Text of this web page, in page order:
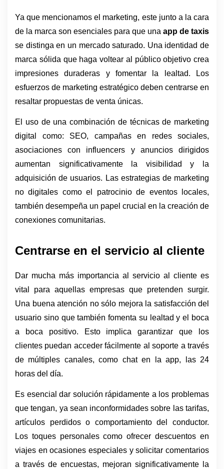
Ya que mencionamos el marketing, este junto a la cara
de la marca son esenciales para que una app de taxis
se distinga en un mercado saturado. Una identidad de
marca sólida que haga voltear al público objetivo crea
impresiones duraderas y fomentar la lealtad. Los
esfuerzos de marketing estratégico deben centrarse en
resaltar propuestas de venta únicas.
El uso de una combinación de técnicas de marketing
digital como: SEO, campañas en redes sociales,
asociaciones con influencers y anuncios dirigidos
aumentan significativamente la visibilidad y la
adquisición de usuarios. Las estrategias de marketing
no digitales como el patrocinio de eventos locales,
también desempeña un papel crucial en la creación de
conexiones comunitarias.
Centrarse en el servicio al cliente
Dar mucha más importancia al servicio al cliente es
vital para aquellas empresas que pretenden surgir.
Una buena atención no sólo mejora la satisfacción del
usuario sino que también fomenta su lealtad y el boca
a boca positivo. Esto implica garantizar que los
clientes puedan acceder fácilmente al soporte a través
de múltiples canales, como chat en la app, las 24
horas del día.
Es esencial dar solución rápidamente a los problemas
que tengan, ya sean inconformidades sobre las tarifas,
artículos perdidos o comportamiento del conductor.
Los toques personales como ofrecer descuentos en
viajes en ocasiones especiales y solicitar comentarios
a través de encuestas, mejoran significativamente la